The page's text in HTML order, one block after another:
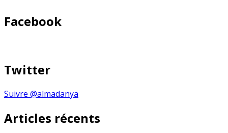
Facebook
Twitter
Suivre @almadanya
Articles récents